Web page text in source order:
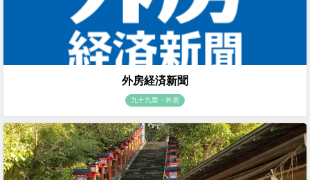
外房経済新聞
九十九里・外房